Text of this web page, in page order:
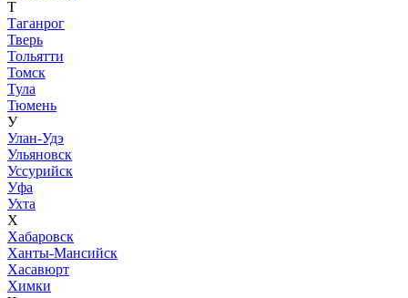
Т
Таганрог
Тверь
Тольятти
Томск
Тула
Тюмень
У
Улан-Удэ
Ульяновск
Уссурийск
Уфа
Ухта
Х
Хабаровск
Ханты-Мансийск
Хасавюрт
Химки